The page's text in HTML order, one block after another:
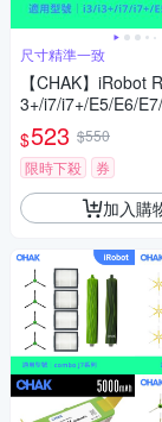
尺寸精準一致
【CHAK】iRobot
3+/i7/i7+/E5/E6/
廠配件耗材超值組(
刷x4 濾網x4)
$523 $550
限時下殺
券
加入購